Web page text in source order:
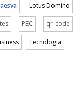
Lotus Domino
PEC qr-code
Tecnologia